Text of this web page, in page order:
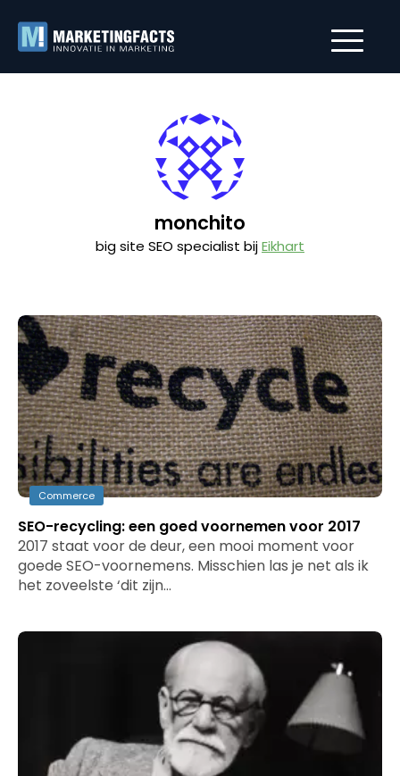
monchito
big site SEO specialist bijEikhart
Commerce
SEO-recycling: een goed voornemen voor 2017
2017 staat voor de deur, een mooi moment voor
goede SEO-voornemens. Misschien las je net als ik
het zoveelste ‘dit zijn…